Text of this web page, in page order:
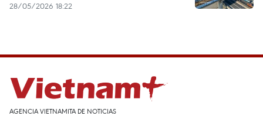
28/05/2026 18:22
AGENCIA VIETNAMITA DE NOTICIAS